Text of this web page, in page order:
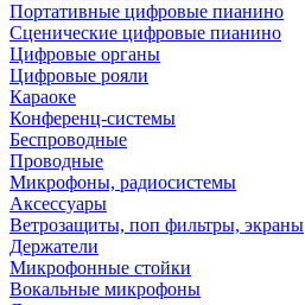
Портативные цифровые пианино
Сценические цифровые пианино
Цифровые органы
Цифровые рояли
Караоке
Конференц-системы
Беспроводные
Проводные
Микрофоны, радиосистемы
Аксессуары
Ветрозащиты, поп фильтры, экраны
Держатели
Микрофонные стойки
Вокальные микрофоны